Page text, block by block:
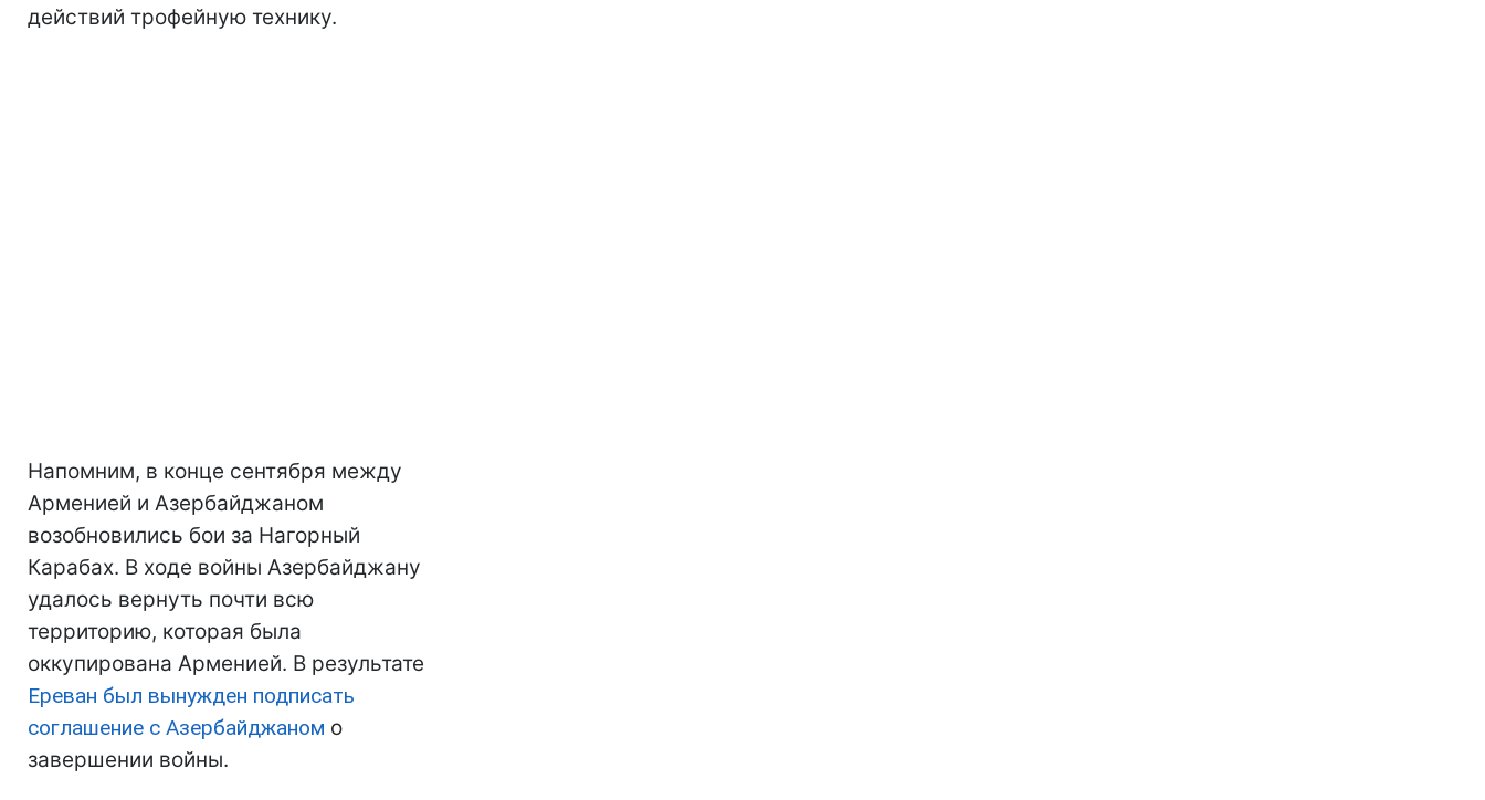
действий трофейную технику.
Напомним, в конце сентября между
Арменией и Азербайджаном
возобновились бои за Нагорный
Карабах. В ходе войны Азербайджану
удалось вернуть почти всю
территорию, которая была
оккупирована Арменией. В результате
Ереван был вынужден подписать
соглашение с Азербайджаном о
завершении войны.